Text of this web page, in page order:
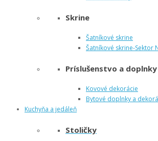
Skrine
Šatníkové skrine
Šatníkové skrine-Sektor
Príslušenstvo a doplnky
Kovové dekorácie
Bytové doplnky a
Kuchyňa a jedáleň
Stoličky